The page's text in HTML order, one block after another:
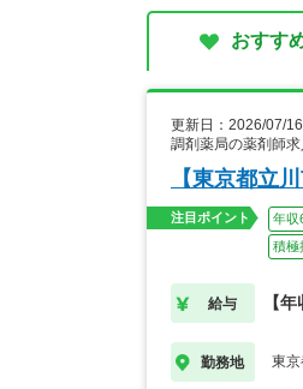
おすす
更新日：2026/07/16
調剤薬局の薬剤師
【東京都立
注目ポイント 年収
積極
給与 【
勤務地 東